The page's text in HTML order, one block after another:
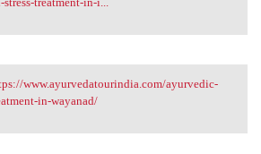
www.ayurvedatourindia
www.ayurvedatourindia.com/ayurvedic-
in-wayanad/